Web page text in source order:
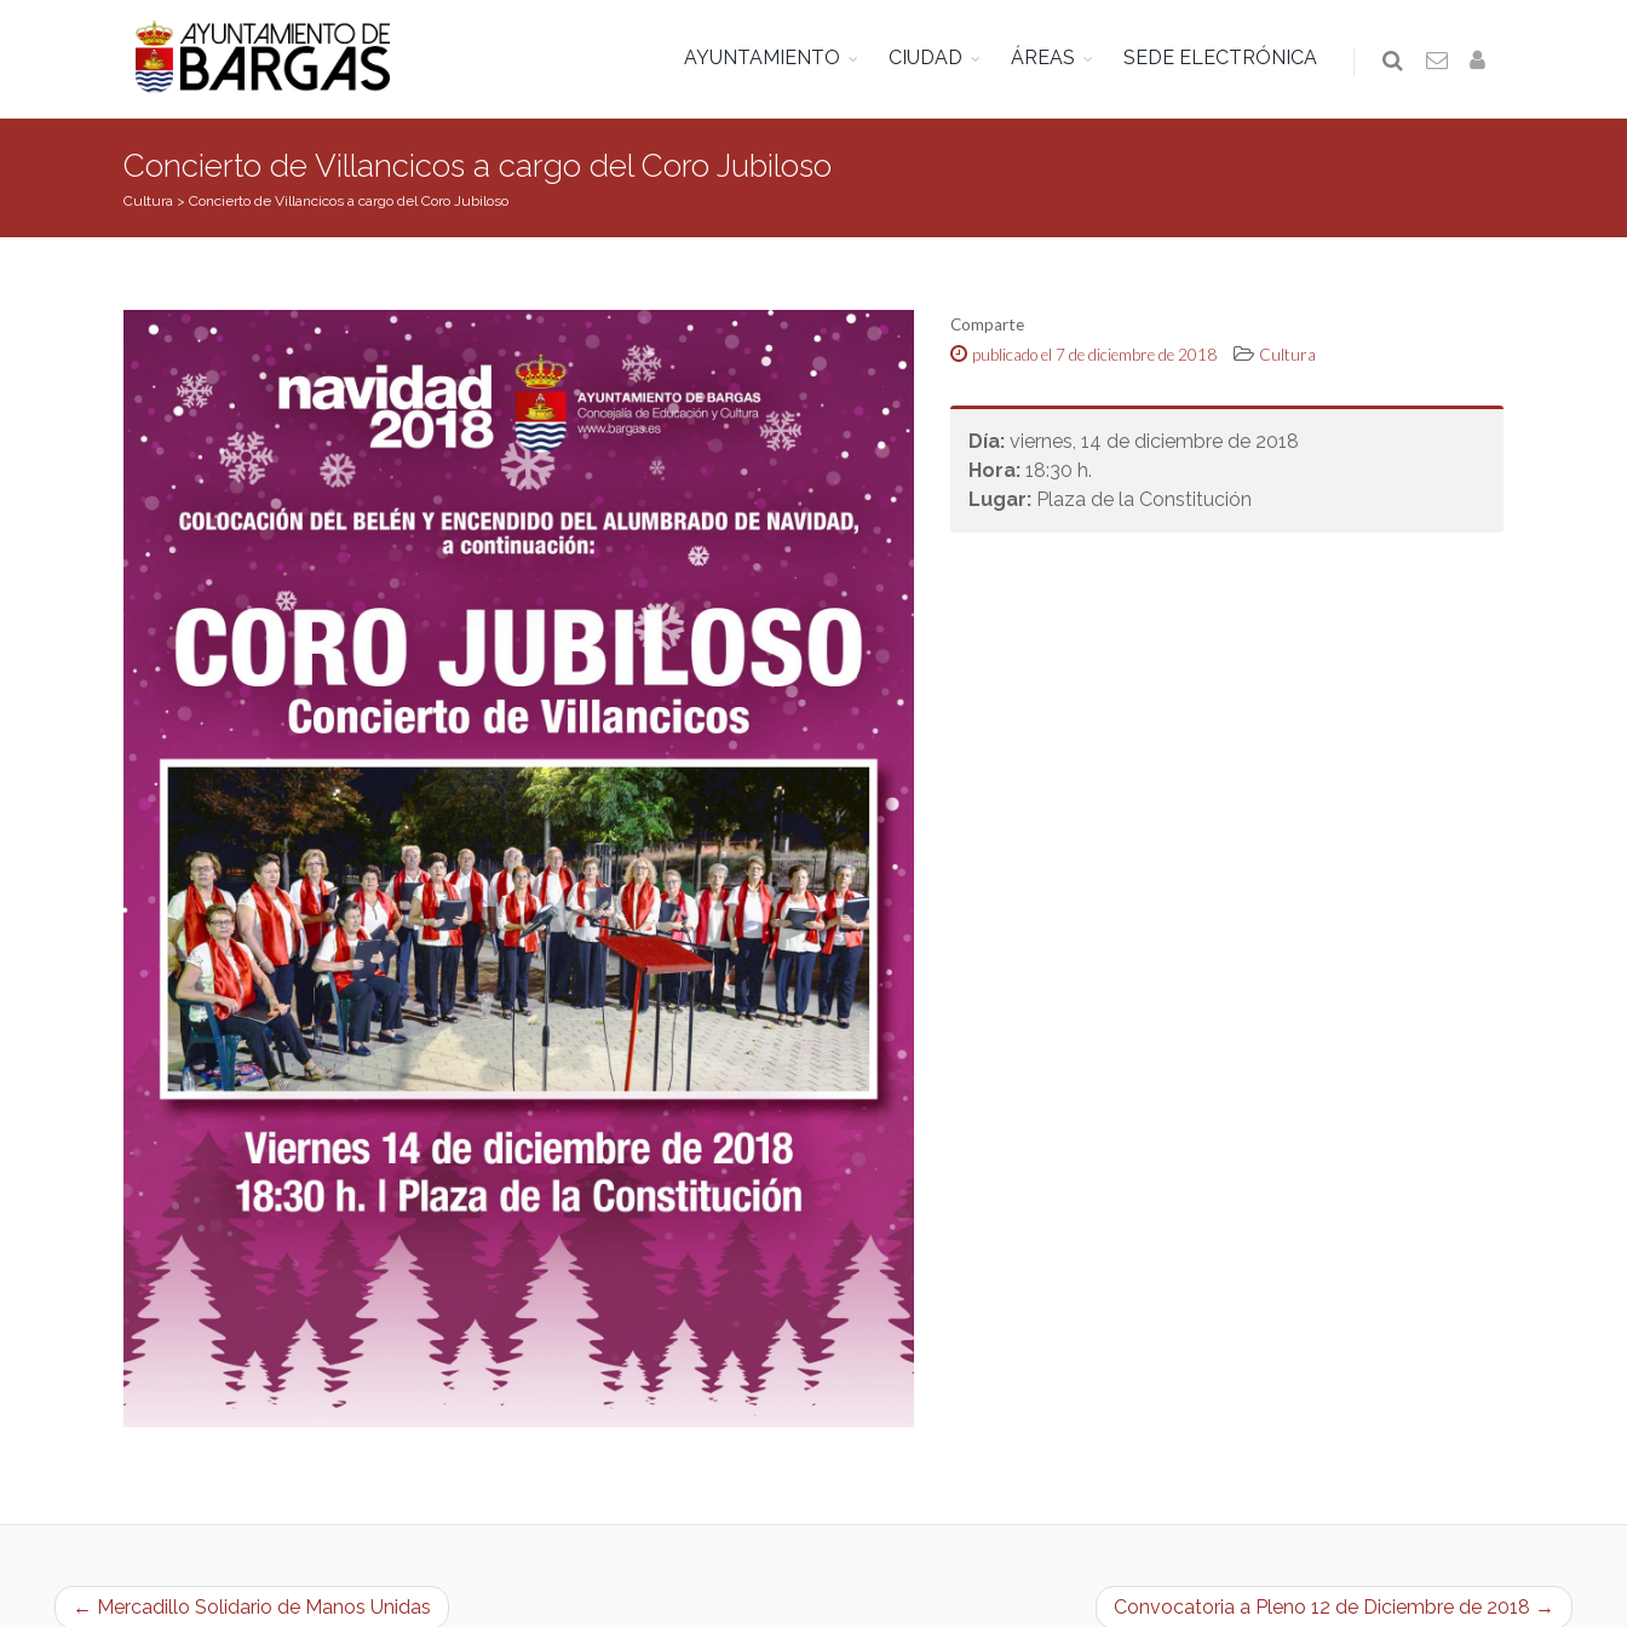
AYUNTAMIENTO CIUDAD ÁREAS SEDE ELECTRÓNICA
Concierto de Villancicos a cargo del Coro Jubiloso
Cultura > Concierto de Villancicos a cargo del Coro Jubiloso
Comparte
publicado el 7 de diciembre de 2018
Cultura
Día: viernes, 14 de diciembre de 2018
Hora: 18:30 h.
Lugar: Plaza de la Constitución
← Mercadillo Solidario de Manos Unidas Convocatoria a Pleno 12 de Diciembre de 2018 →